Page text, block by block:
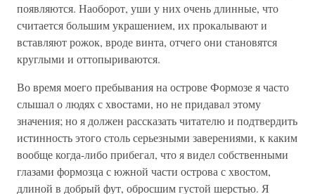
появляются. Наоборот, уши у них очень длинные, что
считается большим украшением, их прокалывают и
вставляют рожок, вроде винта, отчего они становятся
круглыми и оттопыриваются.
Во время моего пребывания на острове Формозе я часто
слышал о людях с хвостами, но не придавал этому
значения; но я должен рассказать читателю и подтвердить
истинность этого столь серьезными заверениями, к каким
вообще когда-либо прибегал, что я видел собственными
глазами формозца с южной части острова с хвостом,
длиной в добрый фут, обросшим густой шерстью. Я